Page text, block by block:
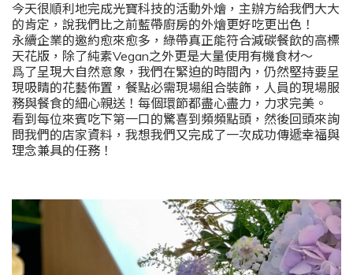
今天很順利地完成光寶科技的活動外燴，主辦方給我們大大
的肯定，說我們比之前藍帶廚房的外燴更好吃更出色！
永續企業的邀約愈來愈多，綠帶真正能符合減碳餐飲的高標
天花版，除了純素Vegan之外更是大量使用有機食材～
爲了呈現大自然意象，我們在緊迫的時間內，仍然堅持要呈
現吸睛的花藝佈置，餐點必需現場組合裝飾，人員的現場服
務與餐食的細心親送！每個環節都盡心盡力，力求完美。
看到每位來賓吃下第一口的驚喜到頻頻點頭，然後回頭來詢
問我們的店家資料，我想我們又完成了一次成功傳遞幸福與
理念兼具的任務！